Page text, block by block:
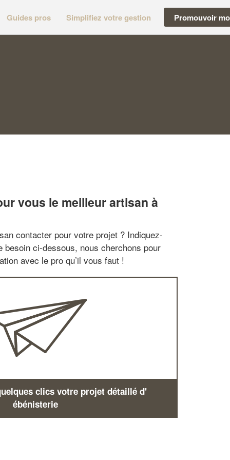
Guides pros Simplifiez votre gestion Promouvoir
vous le meilleur artisan à
contacter pour votre projet ? Indiquez-
besoin ci-dessous, nous cherchons pour
avec le pro qu’il vous faut !
clics votre projet détaillé d'
ébénisterie